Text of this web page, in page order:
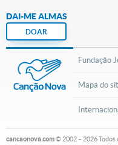
DAI-ME ALMAS
DOAR
Fundação
Mapa do
cancaonova.com© 2002 – 2026Todos